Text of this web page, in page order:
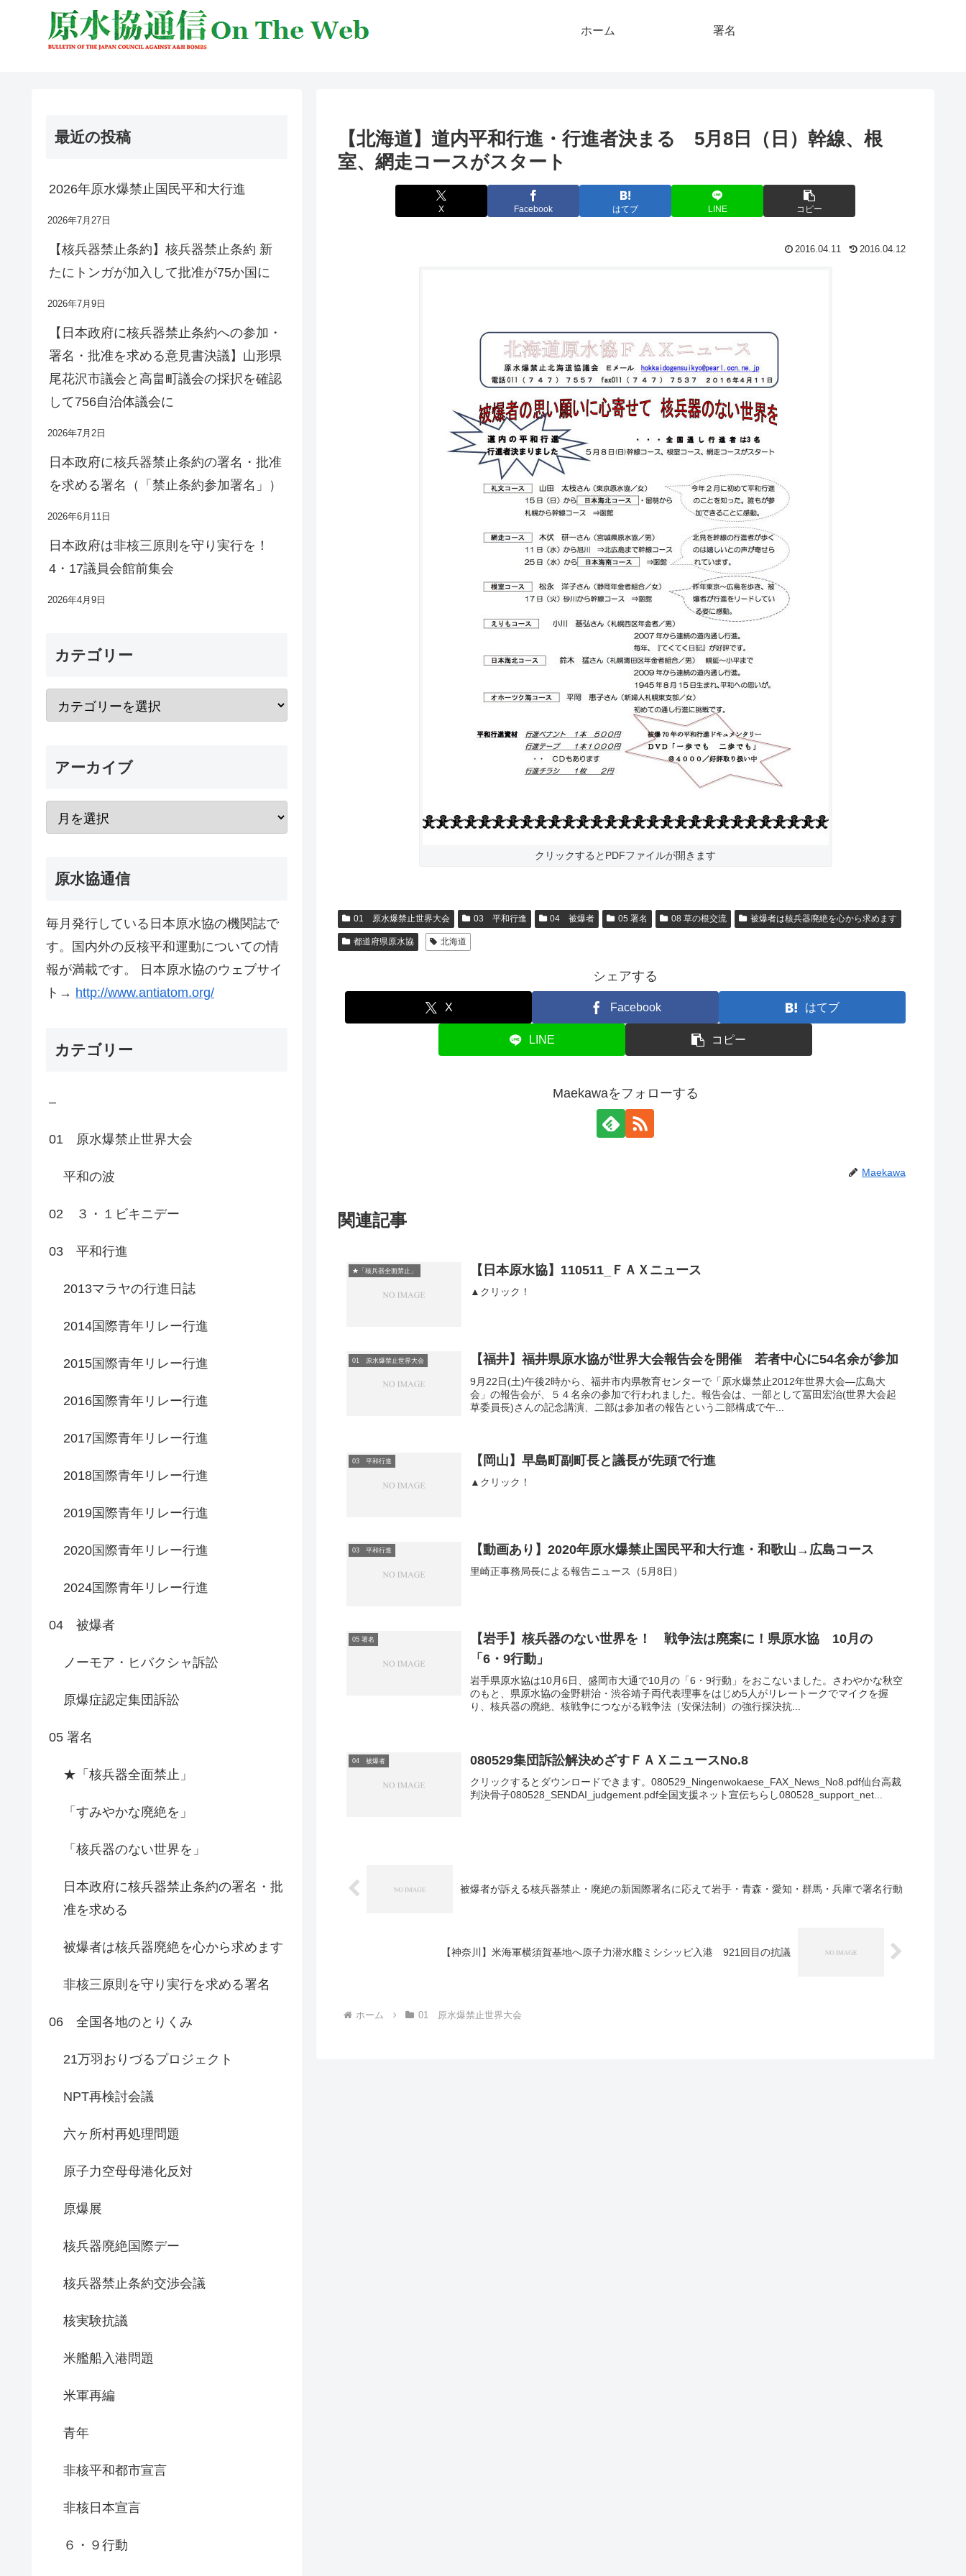
ホーム 署名
【北海道】道内平和行進・行進者決まる 5月8日（日）幹線、根
室、網走コースがスタート
X Facebook はてブ LINE コピー
2016.04.11 2016.04.12
クリックするとPDFファイルが開きます
01 原水爆禁止世界大会 03 平和行進 04 被爆者 05 署名 08 草の根交流 被爆者は核兵器廃絶を心から求めます
都道府県原水協 北海道
シェアする
X Facebook はてブ
LINE コピー
Maekawaをフォローする
Maekawa
関連記事
★「核兵器全面禁止」 【日本原水協】110511_ＦＡＸニュース
▲クリック！
01 原水爆禁止世界大会 【福井】福井県原水協が世界大会報告会を開催 若者中心に54名余が参加
9月22日(土)午後2時から、福井市内県教育センターで「原水爆禁止2012年世界大会―広島大
会」の報告会が、５４名余の参加で行われました。報告会は、一部として冨田宏治(世界大会起
草委員長)さんの記念講演、二部は参加者の報告という二部構成で午...
03 平和行進 【岡山】早島町副町長と議長が先頭で行進
▲クリック！
03 平和行進 【動画あり】2020年原水爆禁止国民平和大行進・和歌山→広島コース
里崎正事務局長による報告ニュース（5月8日）
05 署名
【岩手】核兵器のない世界を！ 戦争法は廃案に！県原水協 10月の
「6・9行動」
岩手県原水協は10月6日、盛岡市大通で10月の「6・9行動」をおこないました。さわやかな秋空
のもと、県原水協の金野耕治・渋谷靖子両代表理事をはじめ5人がリレートークでマイクを握
り、核兵器の廃絶、核戦争につながる戦争法（安保法制）の強行採決抗...
04 被爆者 080529集団訴訟解決めざすＦＡＸニュースNo.8
クリックするとダウンロードできます。080529_Ningenwokaese_FAX_News_No8.pdf仙台高裁
判決骨子080528_SENDAI_judgement.pdf全国支援ネット宣伝ちらし080528_support_net...
被爆者が訴える核兵器禁止・廃絶の新国際署名に応えて岩手・青森・愛知・群馬・兵庫で署名行動
【神奈川】米海軍横須賀基地へ原子力潜水艦ミシシッピ入港 921回目の抗議
ホーム 01 原水爆禁止世界大会
最近の投稿
2026年原水爆禁止国民平和大行進
2026年7月27日
【核兵器禁止条約】核兵器禁止条約 新
たにトンガが加入して批准が75か国に
2026年7月9日
【日本政府に核兵器禁止条約への参加・
署名・批准を求める意見書決議】山形県
尾花沢市議会と高畠町議会の採択を確認
して756自治体議会に
2026年7月2日
日本政府に核兵器禁止条約の署名・批准
を求める署名（「禁止条約参加署名」）
2026年6月11日
日本政府は非核三原則を守り実行を！
4・17議員会館前集会
2026年4月9日
カテゴリー
アーカイブ
原水協通信
毎月発行している日本原水協の機関誌で
す。国内外の反核平和運動についての情
報が満載です。 日本原水協のウェブサイ
ト→ http://www.antiatom.org/
カテゴリー
–
01 原水爆禁止世界大会
平和の波
02 ３・１ビキニデー
03 平和行進
2013マラヤの行進日誌
2014国際青年リレー行進
2015国際青年リレー行進
2016国際青年リレー行進
2017国際青年リレー行進
2018国際青年リレー行進
2019国際青年リレー行進
2020国際青年リレー行進
2024国際青年リレー行進
04 被爆者
ノーモア・ヒバクシャ訴訟
原爆症認定集団訴訟
05 署名
★「核兵器全面禁止」
「すみやかな廃絶を」
「核兵器のない世界を」
日本政府に核兵器禁止条約の署名・批
准を求める
被爆者は核兵器廃絶を心から求めます
非核三原則を守り実行を求める署名
06 全国各地のとりくみ
21万羽おりづるプロジェクト
NPT再検討会議
六ヶ所村再処理問題
原子力空母母港化反対
原爆展
核兵器廃絶国際デー
核兵器禁止条約交渉会議
核実験抗議
米艦船入港問題
米軍再編
青年
非核平和都市宣言
非核日本宣言
６・９行動